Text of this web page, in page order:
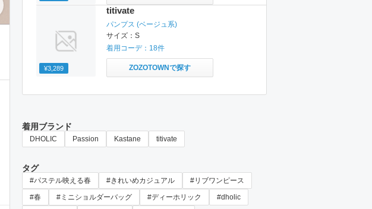
¥3,289
titivate
パンプス (ベージュ系)
サイズ： S
着用コーデ： 18件
ZOZOTOWNで探す
着用ブランド
DHOLIC Passion Kastane titivate
タグ
#パステル映える春 #きれいめカジュアル
#リブワンピース
#春
#ミニショルダーバッグ #ディーホリック
#dholic